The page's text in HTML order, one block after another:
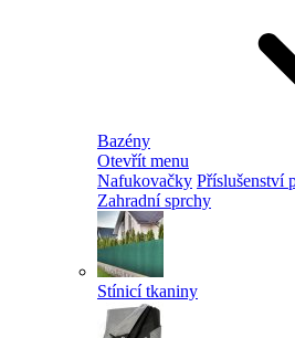
Bazény
Otevřít menu
Nafukovačky Příslušenství
Zahradní sprchy
Stínicí tkaniny